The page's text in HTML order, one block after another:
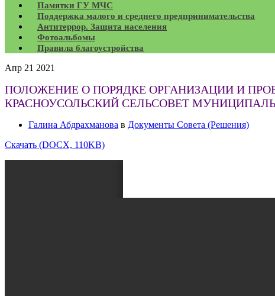
Памятки ГУ МЧС
Поддержка малого и среднего предпринимательства
Антитеррор. Защита населения
Фотоальбомы
Правила благоустройства
Апр 21 2021
ПОЛОЖЕНИЕ О ПОРЯДКЕ ОРГАНИЗАЦИИ И
КРАСНОУСОЛЬСКИЙ СЕЛЬСОВЕТ
Галина Абдрахманова в Документы Совета (Решения)
Скачать (DOCX, 110KB)